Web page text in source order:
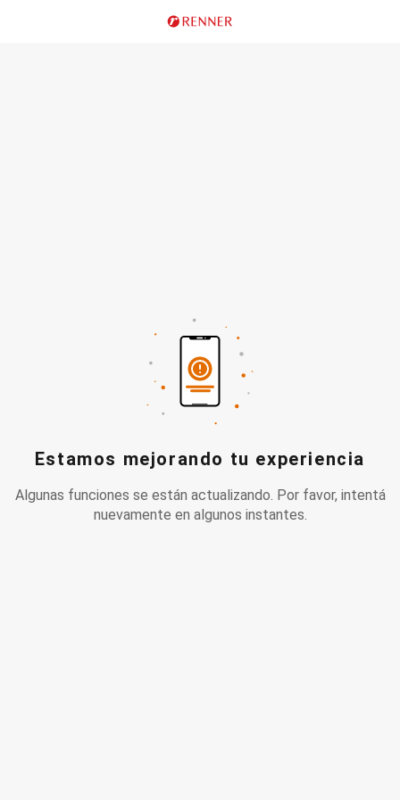
Estamos mejorando tu experiencia
Algunas funciones se están actualizando. Por favor, intentá
nuevamente en algunos instantes.